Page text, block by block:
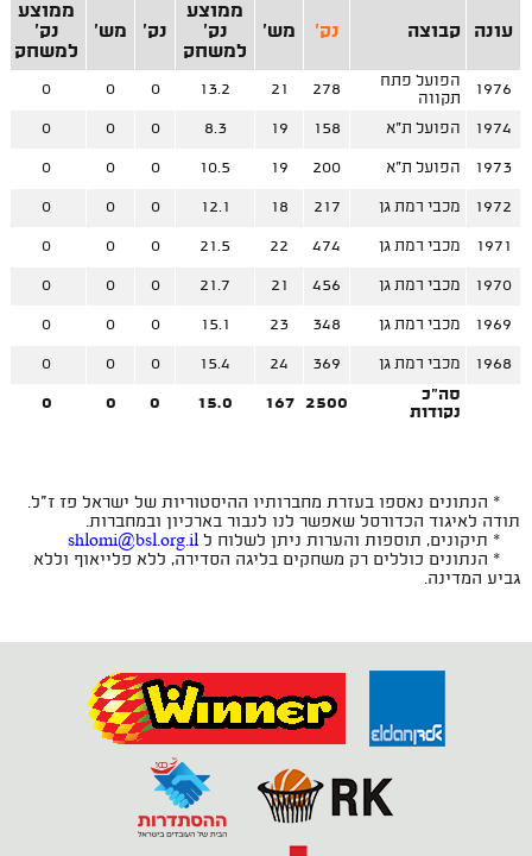
עונה קבוצה נק' מש'
ממוצע
נק'
למשחק
נק' מש'
ממוצע
נק'
למשחק
1976
הפועל פתח
תקווה
278
21
13.2
0
0
0
1974 הפועל ת"א 158
19
8.3
0
0
0
1973 הפועל ת"א 200
19
10.5
0
0
0
1972 מכבי רמת גן 217
18
12.1
0
0
0
1971 מכבי רמת גן 474
22
21.5
0
0
0
1970 מכבי רמת גן 456
21
21.7
0
0
0
1969 מכבי רמת גן 348
23
15.1
0
0
0
1968 מכבי רמת גן 369
24
15.4
0
0
0
סה"כ
נקודות
2500
167
15.0
0
0
0
* הנתונים נאספו בעזרת מחברותיו ההיסטוריות של ישראל פז ז"ל.
תודה לאיגוד הכדורסל שאפשר לנו לנבור בארכיון ובמחברות.
* תיקונים, תוספות והערות ניתן לשלוח ל shlomi@bsl.org.il
* הנתונים כוללים רק משחקים בליגה הסדירה, ללא פלייאוף וללא
גביע המדינה.